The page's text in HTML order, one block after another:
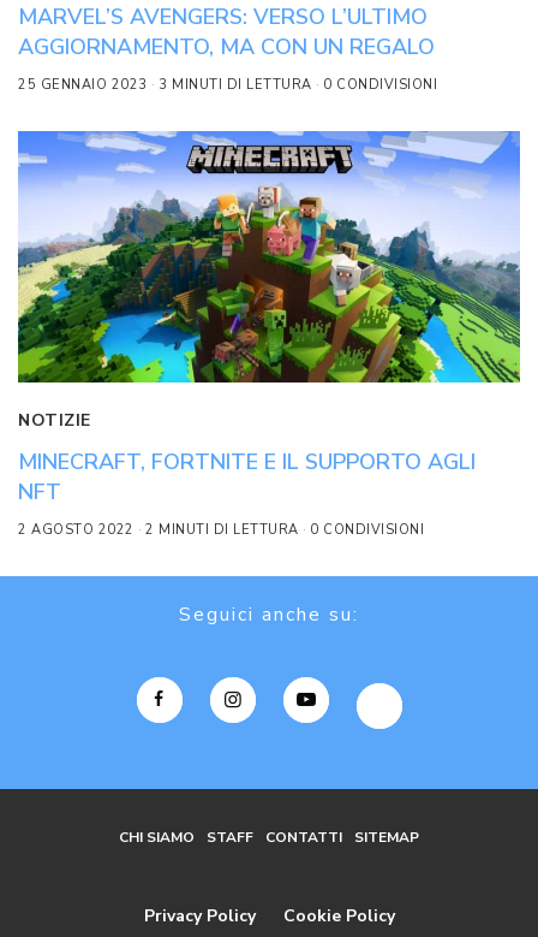
MARVEL’S AVENGERS: VERSO L’ULTIMO
AGGIORNAMENTO, MA CON UN REGALO
25 GENNAIO 2023 3 MINUTI DI LETTURA 0 CONDIVISIONI
NOTIZIE
MINECRAFT, FORTNITE E IL SUPPORTO AGLI
NFT
2 AGOSTO 2022 2 MINUTI DI LETTURA 0 CONDIVISIONI
Seguici anche su:
CHI SIAMO STAFF CONTATTI SITEMAP
Privacy Policy Cookie Policy